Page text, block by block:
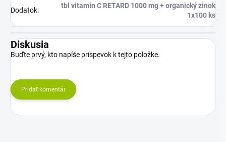
Dodatok:
tbl vitamín C RETARD 1000 mg + organický zinok
1x100 ks
Diskusia
Buďte prvý, kto napíše príspevok k tejto položke.
Pridať komentár